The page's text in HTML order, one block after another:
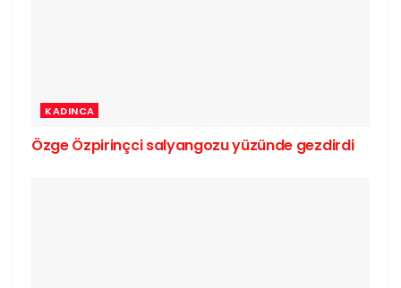
KADINCA
Özge Özpirinçci salyangozu yüzünde gezdirdi